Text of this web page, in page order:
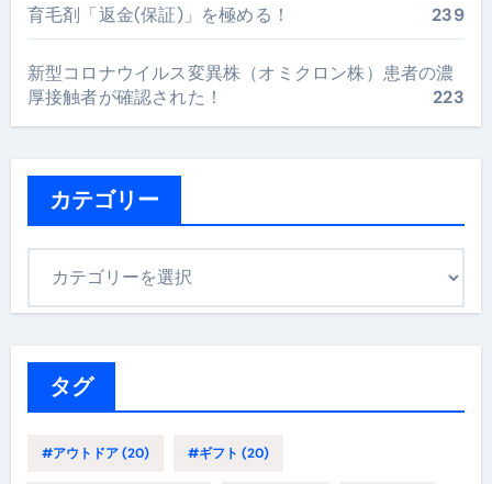
育毛剤「返金(保証)」を極める！ 239
新型コロナウイルス変異株（オミクロン株）患者の濃
厚接触者が確認された！
223
カテゴリー
タグ
#アウトドア(20) #ギフト (20)